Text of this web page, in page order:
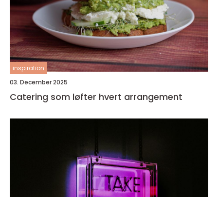
inspiration
03. December 2025
Catering som løfter hvert arrangement